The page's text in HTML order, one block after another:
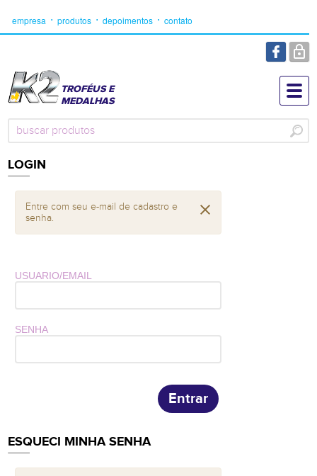
empresa produtos depoimentos contato
TROFÉUS E
MEDALHAS
LOGIN
Entre com seu e-mail de cadastro e
senha.
USUARIO/EMAIL
SENHA
Entrar
ESQUECI MINHA SENHA